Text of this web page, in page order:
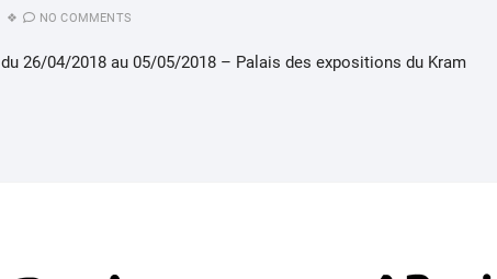
NO COMMENTS
du 26/04/2018 au 05/05/2018 – Palais des expositions du Kram